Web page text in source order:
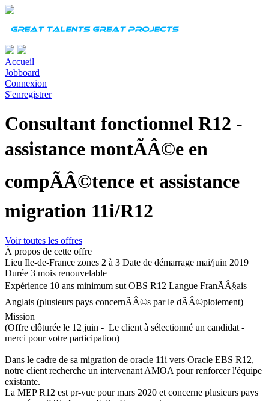
Accueil
Jobboard
Connexion
S'enregistrer
Consultant fonctionnel R12 -
assistance montÃÂ©e en
compÃÂ©tence et assistance
migration 11i/R12
Voir toutes les offres
À propos de cette offre
Lieu Ile-de-France zones 2 à 3 Date de démarrage mai/juin 2019
Durée 3 mois renouvelable
Expérience 10 ans minimum sut OBS R12 Langue FranÃÂ§ais
Anglais (plusieurs pays concernÃÂ©s par le dÃÂ©ploiement)
Mission
(Offre clôturée le 12 juin - Le client à sélectionné un candidat -
merci pour votre participation)
Dans le cadre de sa migration de oracle 11i vers Oracle EBS R12,
notre client recherche un intervenant AMOA pour renforcer l'équipe
existante.
La MEP R12 est pr-vue pour mars 2020 et concerne plusieurs pays